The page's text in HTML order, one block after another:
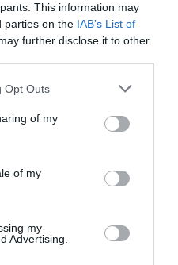
This information may
parties on the IAB’s List of
further disclose it to other
uses one or more Google
behaviour. You may click to
and its third-party tags to
purposes in below Google
Opt Outs
of my
of my
my
Advertising.